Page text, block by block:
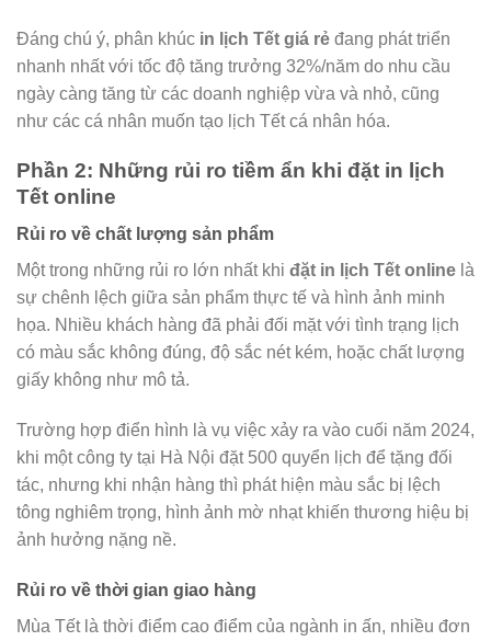
Đáng chú ý, phân khúc in lịch Tết giá rẻ đang phát triển
nhanh nhất với tốc độ tăng trưởng 32%/năm do nhu cầu
ngày càng tăng từ các doanh nghiệp vừa và nhỏ, cũng
như các cá nhân muốn tạo lịch Tết cá nhân hóa.
Phần 2: Những rủi ro tiềm ẩn khi đặt in lịch
Tết online
Rủi ro về chất lượng sản phẩm
Một trong những rủi ro lớn nhất khi đặt in lịch Tết online là
sự chênh lệch giữa sản phẩm thực tế và hình ảnh minh
họa. Nhiều khách hàng đã phải đối mặt với tình trạng lịch
có màu sắc không đúng, độ sắc nét kém, hoặc chất lượng
giấy không như mô tả.
Trường hợp điển hình là vụ việc xảy ra vào cuối năm 2024,
khi một công ty tại Hà Nội đặt 500 quyển lịch để tặng đối
tác, nhưng khi nhận hàng thì phát hiện màu sắc bị lệch
tông nghiêm trọng, hình ảnh mờ nhạt khiến thương hiệu bị
ảnh hưởng nặng nề.
Rủi ro về thời gian giao hàng
Mùa Tết là thời điểm cao điểm của ngành in ấn, nhiều đơn